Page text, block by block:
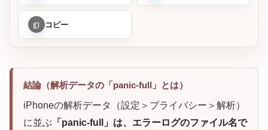
コピー
結論（解析データの「panic-full」とは）
iPhoneの解析データ（設定＞プライバシー＞解析）
に並ぶ 「panic-full」は、エラーログのファイル名で